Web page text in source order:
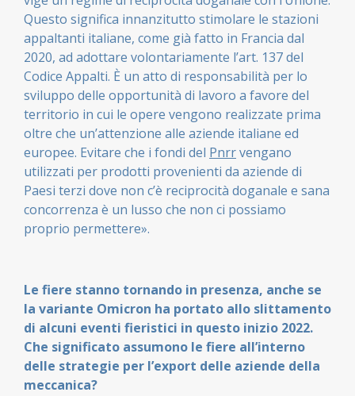
Questo significa innanzitutto stimolare le stazioni
appaltanti italiane, come già fatto in Francia dal
2020, ad adottare volontariamente l’art. 137 del
Codice Appalti. È un atto di responsabilità per lo
sviluppo delle opportunità di lavoro a favore del
territorio in cui le opere vengono realizzate prima
oltre che un’attenzione alle aziende italiane ed
europee. Evitare che i fondi del Pnrrvengano
utilizzati per prodotti provenienti da aziende di
Paesi terzi dove non c’è reciprocità doganale e sana
concorrenza è un lusso che non ci possiamo
proprio permettere».
Le fiere stanno tornando in presenza, anche se
la variante Omicron ha portato allo slittamento
di alcuni eventi fieristici in questo inizio 2022.
Che significato assumono le fiere all’interno
delle strategie per l’export delle aziende della
meccanica?